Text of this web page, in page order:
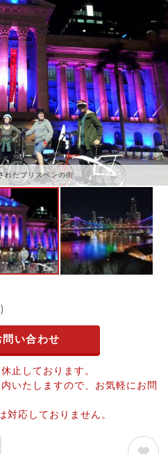
れたブリスベンの街
い合わせ
止しております。
いたしますので、お気軽にお問
応しておりません。